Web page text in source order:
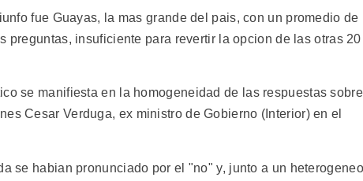
fue Guayas, la mas grande del pais, con un promedio de
preguntas, insuficiente para revertir la opcion de las otras 20
se manifiesta en la homogeneidad de las respuestas sobre
Cesar Verduga, ex ministro de Gobierno (Interior) en el
se habian pronunciado por el "no" y, junto a un heterogeneo